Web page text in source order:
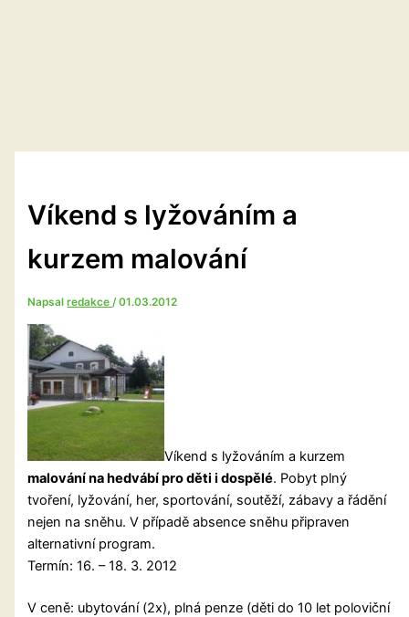
Víkend s lyžováním a
kurzem malování
Napsalredakce/01.03.2012
Víkend s lyžováním a kurzem
malování na hedvábí pro děti i dospělé. Pobyt plný
tvoření, lyžování, her, sportování, soutěží, zábavy a řádění
nejen na sněhu. V případě absence sněhu připraven
alternativní program.
Termín: 16. – 18. 3. 2012
V ceně: ubytování (2x), plná penze (děti do 10 let poloviční